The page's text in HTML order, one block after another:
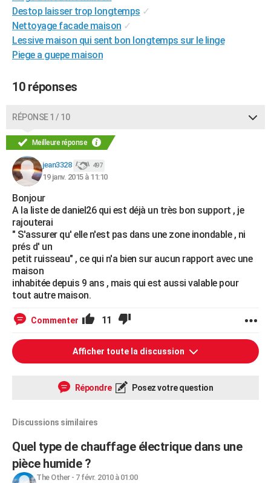
Destop laisser trop longtemps ✓
Nettoyage facade maison ✓
Lessive maison qui sent bon longtemps sur le linge
Piege a guepe maison
10 réponses
RÉPONSE 1 / 10
Meilleure réponse
jean3328 497
19 janv. 2015 à 11:10
Bonjour
A la liste de daniel26 qui est déjà un très bon support , je
rajouterai
" S'assurer qu' elle n'est pas dans une zone inondable , ni
prés d' un
petit ruisseau" , ce qui n'a bien sur aucun rapport avec une
maison
inhabitée depuis 9 ans , mais qui est aussi valable pour
tout autre maison.
Commenter 11
Afficher toute la discussion
Répondre Posez votre question
Discussions similaires
Quel type de chauffage électrique dans une
pièce humide ?
The Other- 7 févr. 2010 à 01:00